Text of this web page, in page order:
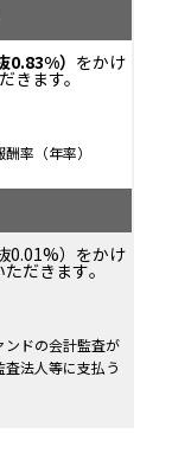
） をかけ
きます。
率（年率）
0.01%）をかけ
だきます｡
ンドの会計監査が
法人等に支払う